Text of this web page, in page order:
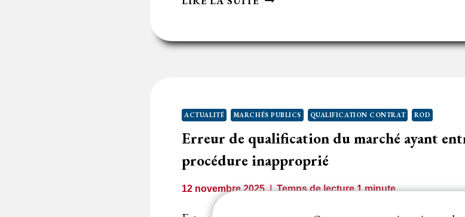
DISTINCTION
ET
DÉLÉGATION
DE
PUBLIC
ACTUALITÉ MARCHÉS PUBLICS QUALIFICATION CONTRAT ROD
Erreur de qualification du marché ayant
procédure inapproprié
12 novembre 2025 Temps de lecture1minute